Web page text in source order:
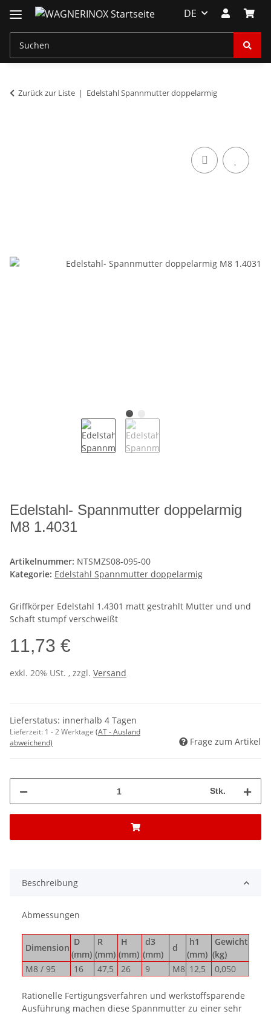
DE
Zurück zur Liste Edelstahl Spannmutter doppelarmig
Edelstahl- Spannmutter doppelarmig
M8 1.4031
Artikelnummer: NTSMZS08-095-00
Kategorie: Edelstahl Spannmutter doppelarmig
Griffkörper Edelstahl 1.4301 matt gestrahlt Mutter und und
Schaft stumpf verschweißt
11,73 €
exkl. 20% USt. , zzgl. Versand
Lieferstatus: innerhalb 4 Tagen
Lieferzeit: 1 - 2 Werktage (AT - Ausland
abweichend)
Frage zum Artikel
Stk.
Beschreibung
Abmessungen
Dimension
D
(mm)
R
(mm)
H
(mm)
d3
(mm)
d
h1
(mm)
Gewicht
(kg)
M8 / 95
16 47,5 26 9 M8 12,5 0,050
Rationelle Fertigungsverfahren und werkstoffsparende
Ausführung machen diese Spannmutter zu einer sehr